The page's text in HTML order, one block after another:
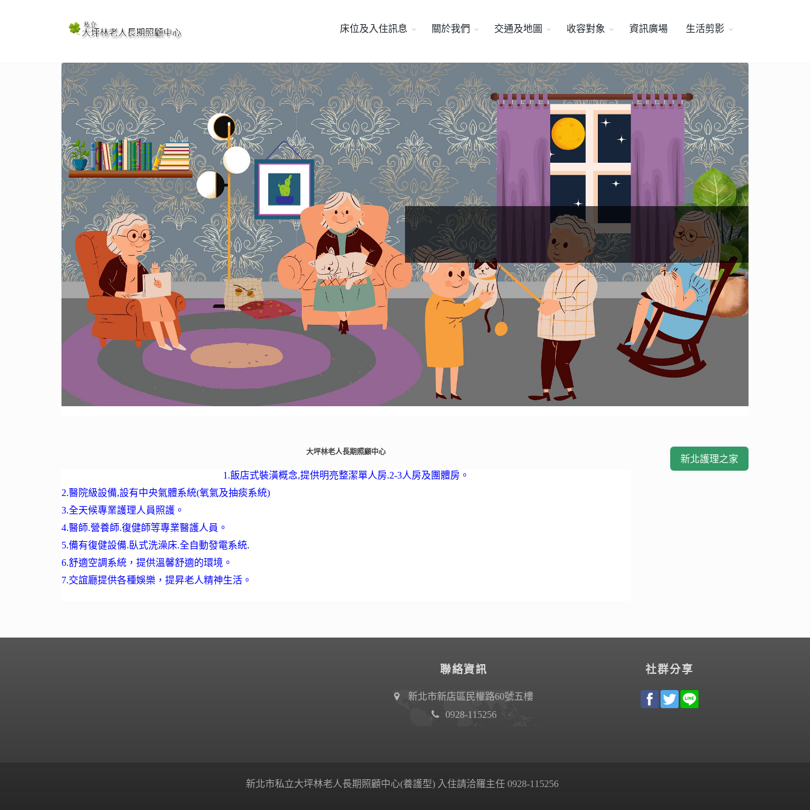
床位及入住訊息 關於我們 交通及地圖 收容對象 資訊廣場 生活剪影
大坪林老人長期照顧中心
1.飯店式裝潢概念,提供明亮整潔單人房.2-3人房及團體房。
2.醫院級設備,設有中央氣體系統(氧氣及抽痰系統)
3.全天候專業護理人員照護。
4.醫師.營養師.復健師等專業醫護人員。
5.備有復健設備.臥式洗澡床.全自動發電系統.
6.舒適空調系統，提供溫馨舒適的環境。
7.交誼廳提供各種娛樂，提昇老人精神生活。
新北護理之家
聯絡資訊
新北市新店區民權路60號五樓
0928-115256
社群分享
新北市私立大坪林老人長期照顧中心(養護型) 入住請洽羅主任 0928-115256